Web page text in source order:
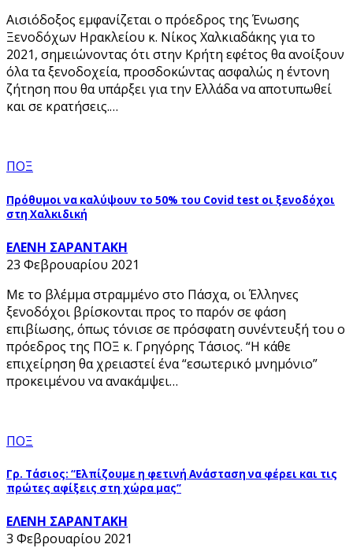
Αισιόδοξος εμφανίζεται ο πρόεδρος της Ένωσης
Ξενοδόχων Ηρακλείου κ. Νίκος Χαλκιαδάκης για το
2021, σημειώνοντας ότι στην Κρήτη εφέτος θα ανοίξουν
όλα τα ξενοδοχεία, προσδοκώντας ασφαλώς η έντονη
ζήτηση που θα υπάρξει για την Ελλάδα να αποτυπωθεί
και σε κρατήσεις.…
ΠΟΞ
Πρόθυμοι να καλύψουν το 50% του Covid test οι ξενοδόχοι
στη Χαλκιδική
ΕΛΕΝΗ ΣΑΡΑΝΤΑΚΗ
23 Φεβρουαρίου 2021
Με το βλέμμα στραμμένο στο Πάσχα, οι Έλληνες
ξενοδόχοι βρίσκονται προς το παρόν σε φάση
επιβίωσης, όπως τόνισε σε πρόσφατη συνέντευξή του ο
πρόεδρος της ΠΟΞ κ. Γρηγόρης Τάσιος. “Η κάθε
επιχείρηση θα χρειαστεί ένα “εσωτερικό μνημόνιο”
προκειμένου να ανακάμψει…
ΠΟΞ
Γρ. Τάσιος: “Ελπίζουμε η φετινή Ανάσταση να φέρει και τις
πρώτες αφίξεις στη χώρα μας”
ΕΛΕΝΗ ΣΑΡΑΝΤΑΚΗ
3 Φεβρουαρίου 2021